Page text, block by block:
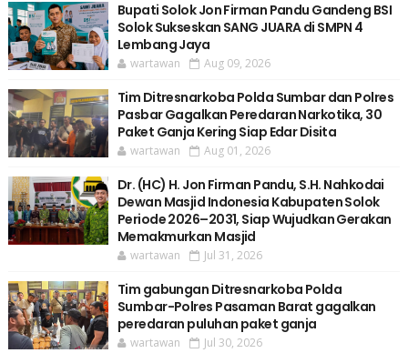
Bupati Solok Jon Firman Pandu Gandeng BSI
Solok Sukseskan SANG JUARA di SMPN 4
Lembang Jaya
wartawan Aug 09, 2026
Tim Ditresnarkoba Polda Sumbar dan Polres
Pasbar Gagalkan Peredaran Narkotika, 30
Paket Ganja Kering Siap Edar Disita
wartawan Aug 01, 2026
Dr. (HC) H. Jon Firman Pandu, S.H. Nahkodai
Dewan Masjid Indonesia Kabupaten Solok
Periode 2026–2031, Siap Wujudkan Gerakan
Memakmurkan Masjid
wartawan Jul 31, 2026
Tim gabungan Ditresnarkoba Polda
Sumbar-Polres Pasaman Barat gagalkan
peredaran puluhan paket ganja
wartawan Jul 30, 2026